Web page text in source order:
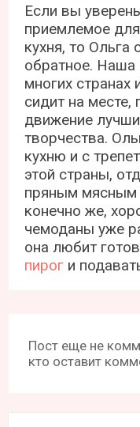
Если вы
приемлемое
кухня, то
обратное.
многих странах
сидит на месте,
движение
творчества.
кухню и с
этой страны,
пряным мясным
конечно же,
чемоданы уже
она любит
пирог и
Пост еще не
кто оставит